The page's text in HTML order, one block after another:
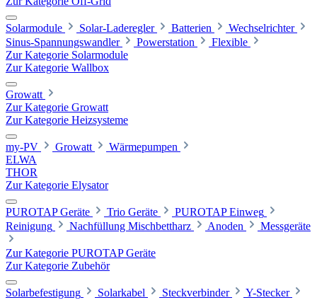
Solarmodule Solar-Laderegler Batterien
Wechselrichter
Sinus-Spannungswandler
Powerstation
Flexible
Zur Kategorie Solarmodule
Zur Kategorie Wallbox
Growatt
Zur Kategorie Growatt
Zur Kategorie Heizsysteme
my-PV Growatt
Wärmepumpen
ELWA
THOR
Zur Kategorie Elysator
PUROTAP Geräte Trio Geräte
PUROTAP Einweg
Reinigung
Nachfüllung Mischbettharz Anoden Messgeräte
Zur Kategorie PUROTAP Geräte
Zur Kategorie Zubehör
Solarbefestigung Solarkabel Steckverbinder
Y-Stecker